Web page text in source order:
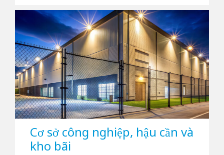
Cơ sở công nghiệp, hậu cần và
kho bãi